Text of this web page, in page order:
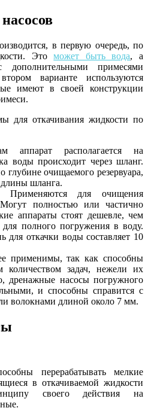
в первую очередь, по
Этоможет быть вода, а
примесями
варианте используются
имеют в своей конструкции
для откачивания жидкости по
аппарат располагается на
воды происходит через шланг.
очищаемого резервуара,
длины шланга.
Применяются для очищения
полностью или частично
аппараты стоят дешевле, чем
полного погружения в воду.
откачки воды составляет 10
применимы, так как способны
количеством задач, нежели их
дренажные насосы погружного
и способны справится с
волокнами длиной около 7 мм.
перерабатывать мелкие
в откачиваемой жидкости
своего действия на